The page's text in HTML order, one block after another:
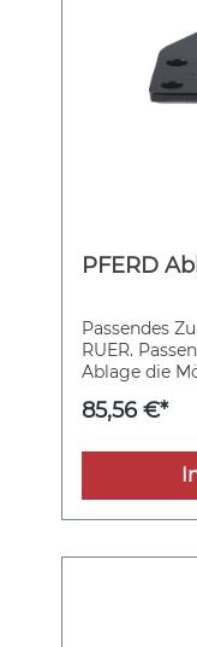
PFERD
Passendes
RUER.
Ablage die
abzustellen.
85,56 €*